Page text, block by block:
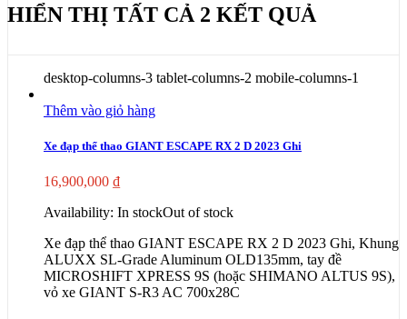
HIỂN THỊ TẤT CẢ 2 KẾT QUẢ
desktop-columns-3 tablet-columns-2 mobile-columns-1
Thêm vào giỏ hàng
Xe đạp thể thao GIANT ESCAPE RX 2 D 2023 Ghi
16,900,000 ₫
Availability: In stockOut of stock
Xe đạp thể thao GIANT ESCAPE RX 2 D 2023 Ghi, Khung
ALUXX SL-Grade Aluminum OLD135mm, tay đề
MICROSHIFT XPRESS 9S (hoặc SHIMANO ALTUS 9S),
vỏ xe GIANT S-R3 AC 700x28C